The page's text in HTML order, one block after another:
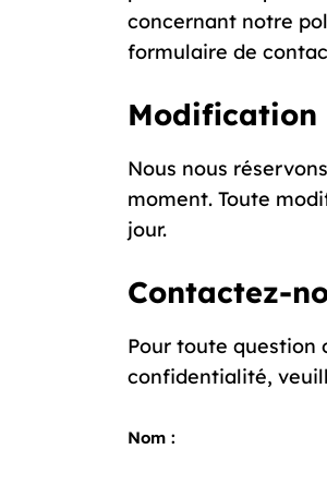
concernant notre
formulaire de
Nous nous
moment. Toute
jour.
Contactez-
Pour toute question
confidentialité,
Nom :